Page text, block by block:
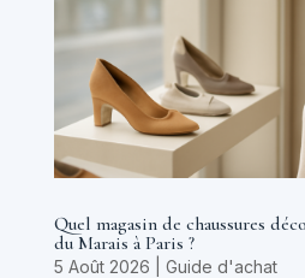
Quel magasin de chaussures
du Marais à Paris ?
5 Août 2026 Guide d'achat